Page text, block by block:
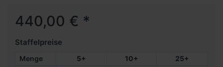
440,00 € *
Staffelpreise
Menge 5+ 10+
25+